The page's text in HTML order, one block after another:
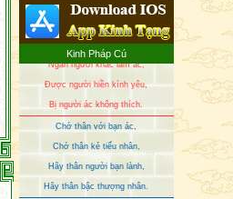
Kinh Pháp Cú
Những người hay khuyên dạy,
Ngăn người khác làm ác,
Được người hiền kính yêu,
Chớ thân kẻ tiểu nhân,
Hãy thân người bạn lành,
Hãy thân bậc thượng nhân.
Pháp hỷ đem an lạc,
Với tâm tư thuần định,